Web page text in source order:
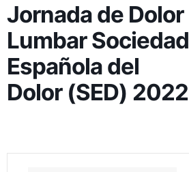
Jornada de Dolor
Lumbar Sociedad
Española del
Dolor (SED) 2022